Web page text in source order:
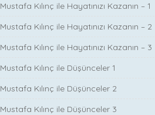
Mustafa Kılınç ile Hayatınızı Kazanın – 1
Mustafa Kılınç ile Hayatınızı Kazanın – 2
Mustafa Kılınç ile Hayatınızı Kazanın – 3
Mustafa Kılınç ile Düşünceler 1
Mustafa Kılınç ile Düşünceler 2
Mustafa Kılınç ile Düşünceler 3